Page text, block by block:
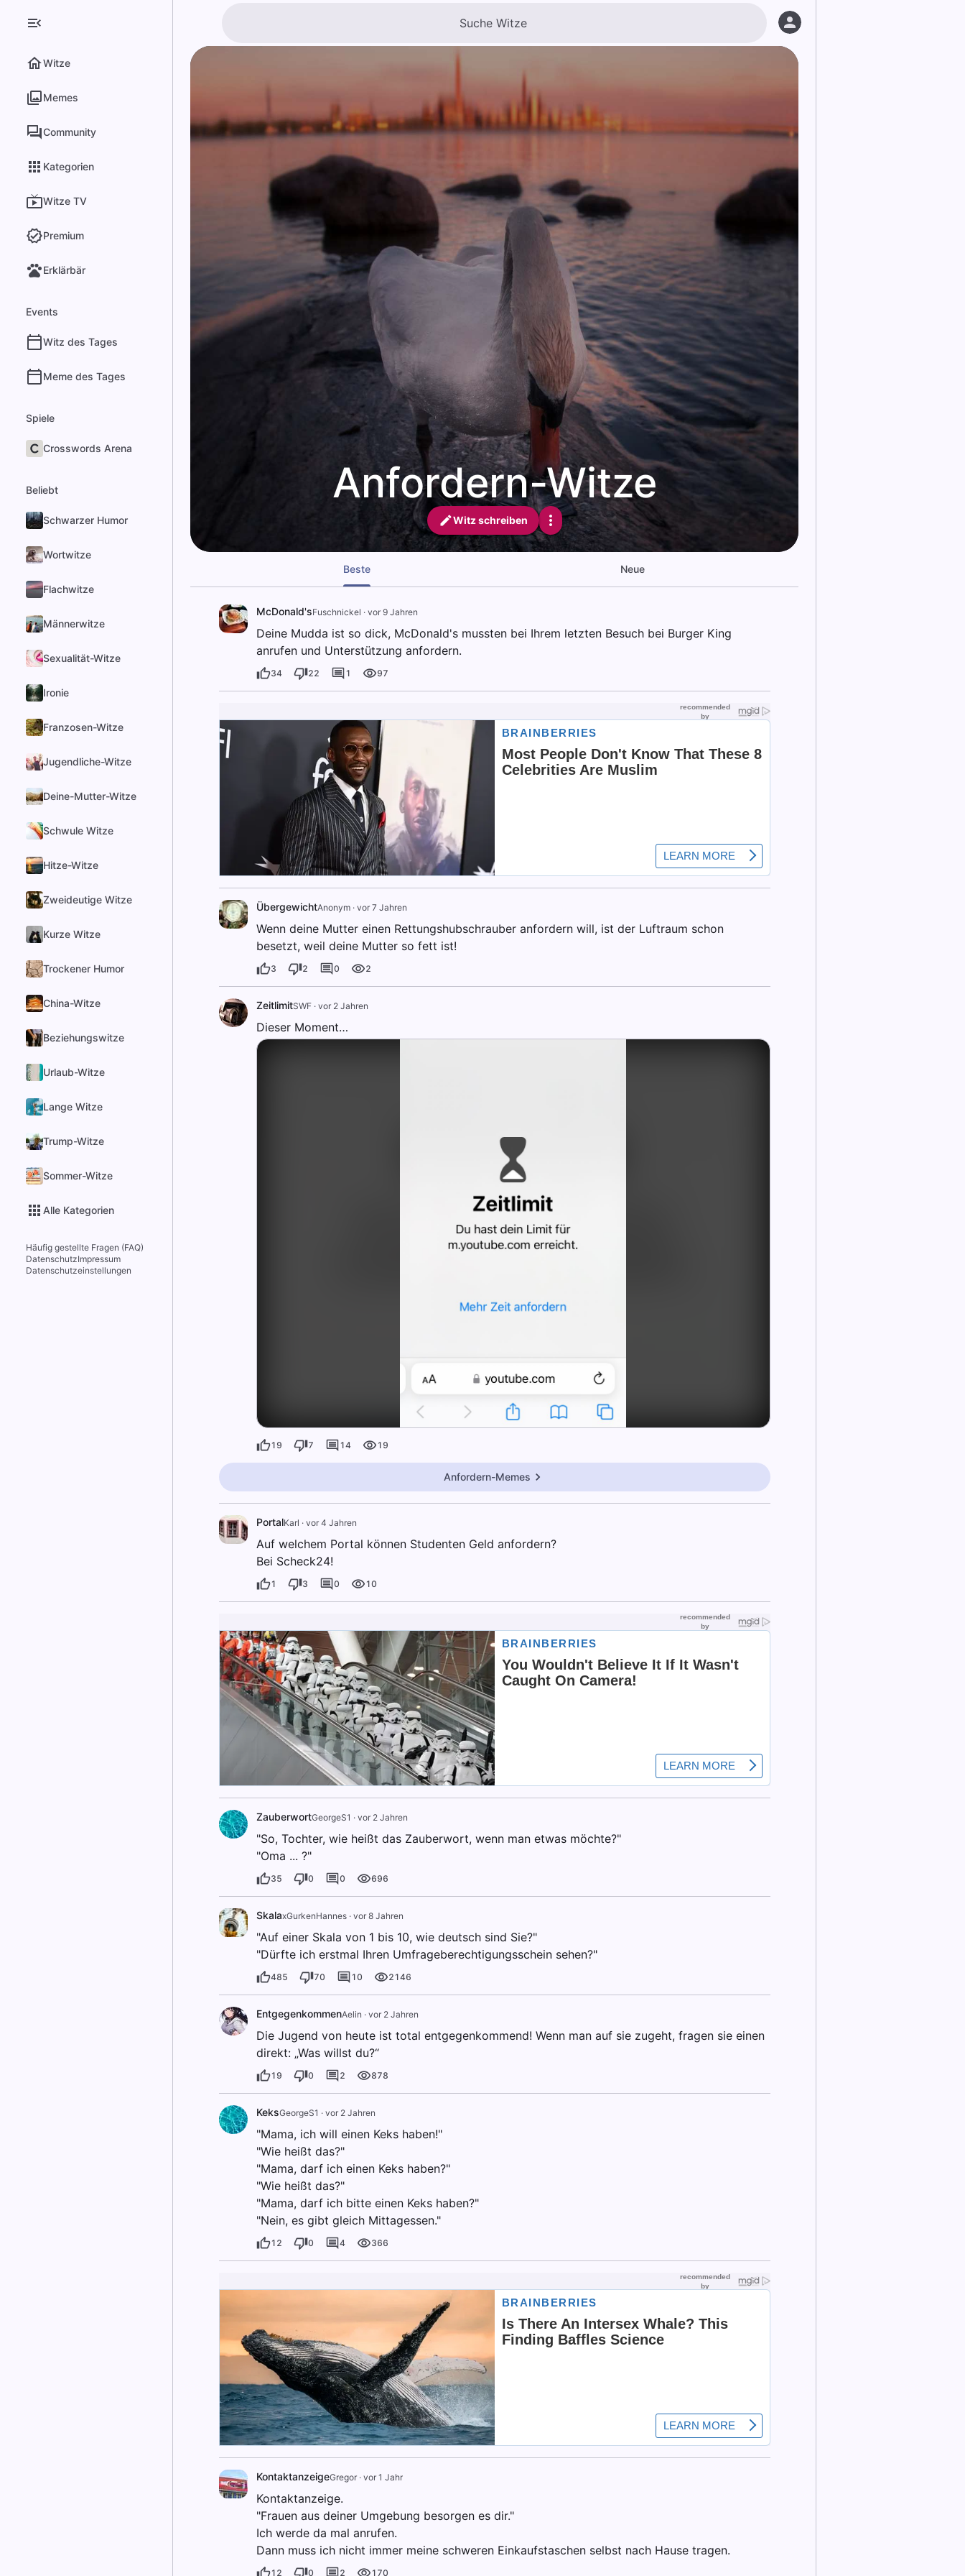
Witze
Memes
Community
Kategorien
Witze TV
Premium
Erklärbär
Events
Witz des Tages
Meme des Tages
Spiele
Crosswords Arena
Beliebt
Schwarzer Humor
Wortwitze
Flachwitze
Männerwitze
Sexualität-Witze
Ironie
Franzosen-Witze
Jugendliche-Witze
Deine-Mutter-Witze
Schwule Witze
Hitze-Witze
Zweideutige Witze
Kurze Witze
Trockener Humor
China-Witze
Beziehungswitze
Urlaub-Witze
Lange Witze
Trump-Witze
Sommer-Witze
Alle Kategorien
Häufig gestellte Fragen (FAQ)
DatenschutzImpressum
Datenschutzeinstellungen
Anfordern-Witze
Witz schreiben
Beste Neue
McDonald'sFuschnickel · vor 9 Jahren
Deine Mudda ist so dick, McDonald's mussten bei Ihrem letzten Besuch bei Burger King
anrufen und Unterstützung anfordern.
34 22 1 97
ÜbergewichtAnonym· vor 7 Jahren
Wenn deine Mutter einen Rettungshubschrauber anfordern will, ist der Luftraum schon
besetzt, weil deine Mutter so fett ist!
3 2 0 2
ZeitlimitSWF· vor 2 Jahren
Dieser Moment…
19 7 14 19
Anfordern-Memes
PortalKarl · vor 4 Jahren
Auf welchem Portal können Studenten Geld anfordern?
Bei Scheck24!
1 3 0 10
ZauberwortGeorgeS1 · vor 2 Jahren
"So, Tochter, wie heißt das Zauberwort, wenn man etwas möchte?"
"Oma ... ?"
35 0 0 696
SkalaxGurkenHannes· vor 8 Jahren
"Auf einer Skala von 1 bis 10, wie deutsch sind Sie?"
"Dürfte ich erstmal Ihren Umfrageberechtigungsschein sehen?"
485 70 10 2146
EntgegenkommenAelin · vor 2 Jahren
Die Jugend von heute ist total entgegenkommend! Wenn man auf sie zugeht, fragen sie einen
direkt: „Was willst du?“
19 0 2 878
KeksGeorgeS1 · vor 2 Jahren
"Mama, ich will einen Keks haben!"
"Wie heißt das?"
"Mama, darf ich einen Keks haben?"
"Wie heißt das?"
"Mama, darf ich bitte einen Keks haben?"
"Nein, es gibt gleich Mittagessen."
12 0 4 366
KontaktanzeigeGregor· vor 1 Jahr
Kontaktanzeige.
"Frauen aus deiner Umgebung besorgen es dir."
Ich werde da mal anrufen.
Dann muss ich nicht immer meine schweren Einkaufstaschen selbst nach Hause tragen.
12 0 2 170